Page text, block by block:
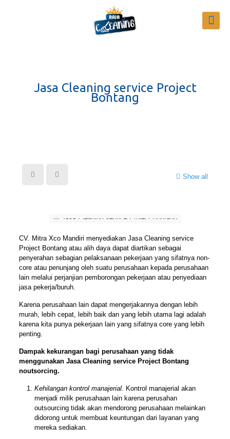
Jasa Cleaning service Project
Bontang
Show all
CV. Mitra Xco Mandiri menyediakan Jasa Cleaning service
Project Bontang atau alih daya dapat diartikan sebagai
penyerahan sebagian pelaksanaan pekerjaan yang sifatnya non-
core atau penunjang oleh suatu perusahaan kepada perusahaan
lain melalui perjanjian pemborongan pekerjaan atau penyediaan
jasa pekerja/buruh.
Karena perusahaan lain dapat mengerjakannya dengan lebih
murah, lebih cepat, lebih baik dan yang lebih utama lagi adalah
karena kita punya pekerjaan lain yang sifatnya core yang lebih
penting.
Dampak kekurangan bagi perusahaan yang tidak
menggunakan Jasa Cleaning service Project Bontang
noutsorcing.
Kehilangan kontrol manajerial. Kontrol manajerial akan
menjadi milik perusahaan lain karena perusahan
outsourcing tidak akan mendorong perusahaan melainkan
didorong untuk membuat keuntungan dari layanan yang
mereka sediakan.